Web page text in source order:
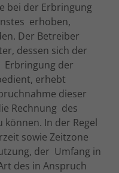
bei der Erbringung
erhoben,
Der Betreiber
dessen sich der
Erbringung der
erhebt
dieser
Rechnung des
In der Regel
sowie Zeitzone
der Umfang in
des in Anspruch